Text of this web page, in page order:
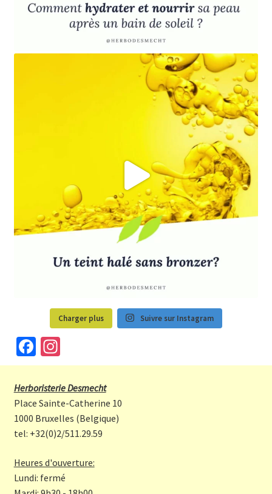
Charger plus Suivre sur Instagram
Fa
ce
b
o
o
k
In
st
a
gr
a
m
Herboristerie Desmecht
Place Sainte-Catherine 10
1000 Bruxelles (Belgique)
tel: +32(0)2/511.29.59
Heures d'ouverture:
Lundi: fermé